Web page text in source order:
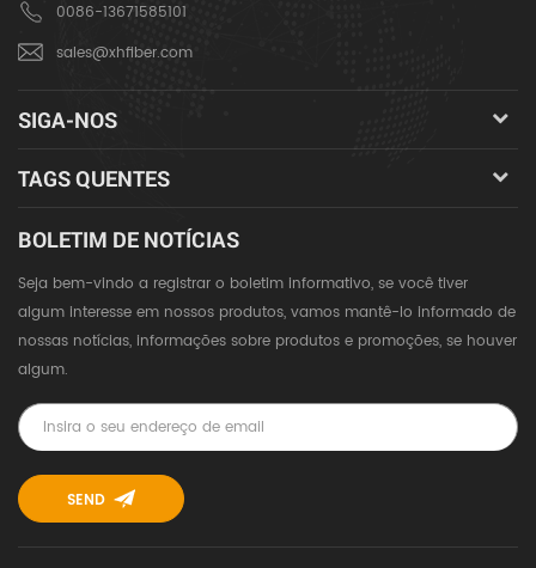
0086-13671585101
sales@xhfiber.com
SIGA-NOS
TAGS QUENTES
BOLETIM DE NOTÍCIAS
Seja bem-vindo a registrar o boletim informativo, se você tiver
algum interesse em nossos produtos, vamos mantê-lo informado de
nossas notícias, informações sobre produtos e promoções, se houver
algum.